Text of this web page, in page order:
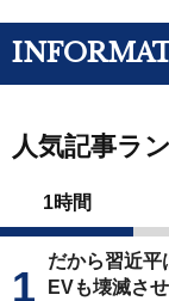
人気記事ラ
1時間
だから習近
EVも壊滅さ